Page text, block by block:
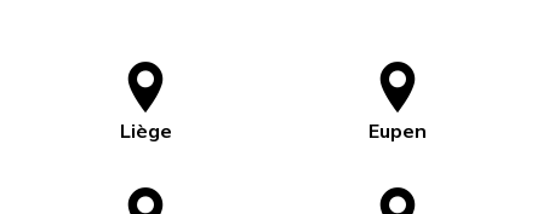
Liège Eupen